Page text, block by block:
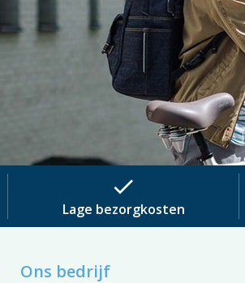
check
Lage bezorgkosten
Ons bedrijf